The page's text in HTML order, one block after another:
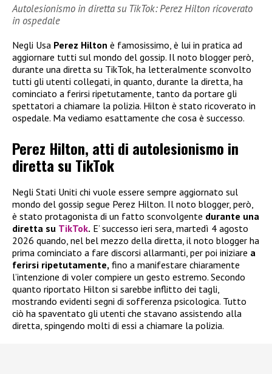
Autolesionismo in diretta su TikTok: Perez Hilton ricoverato
in ospedale
Negli Usa Perez Hilton è famosissimo, è lui in pratica ad
aggiornare tutti sul mondo del gossip. Il noto blogger però,
durante una diretta su TikTok, ha letteralmente sconvolto
tutti gli utenti collegati, in quanto, durante la diretta, ha
cominciato a ferirsi ripetutamente, tanto da portare gli
spettatori a chiamare la polizia. Hilton è stato ricoverato in
ospedale. Ma vediamo esattamente che cosa è successo.
Perez Hilton, atti di autolesionismo in
diretta su TikTok
Negli Stati Uniti chi vuole essere sempre aggiornato sul
mondo del gossip segue Perez Hilton. Il noto blogger, però,
è stato protagonista di un fatto sconvolgente durante una
diretta su TikTok. E’ successo ieri sera, martedì 4 agosto
2026 quando, nel bel mezzo della diretta, il noto blogger ha
prima cominciato a fare discorsi allarmanti, per poi iniziare a
ferirsi ripetutamente, fino a manifestare chiaramente
l’intenzione di voler compiere un gesto estremo. Secondo
quanto riportato Hilton si sarebbe inflitto dei tagli,
mostrando evidenti segni di sofferenza psicologica. Tutto
ciò ha spaventato gli utenti che stavano assistendo alla
diretta, spingendo molti di essi a chiamare la polizia.